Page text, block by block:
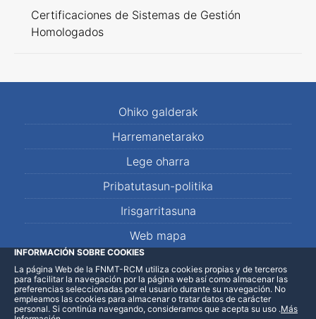
Certificaciones de Sistemas de Gestión
Homologados
Ohiko galderak
Harremanetarako
Lege oharra
Pribatutasun-politika
Irisgarritasuna
Web mapa
LinkedInFacebookWhatsApp
INFORMACIÓN SOBRE COOKIES
La página Web de la FNMT-RCM utiliza cookies propias y de terceros
para facilitar la navegación por la página web así como almacenar las
preferencias seleccionadas por el usuario durante su navegación. No
empleamos las cookies para almacenar o tratar datos de carácter
personal. Si continúa navegando, consideramos que acepta su uso .Más